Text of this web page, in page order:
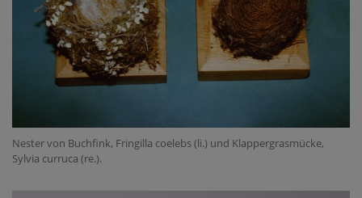
Nester von Buchfink, Fringilla coelebs (li.) und Klappergrasmücke,
Sylvia curruca (re.).